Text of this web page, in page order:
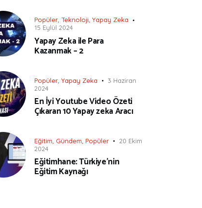
Popüler, Teknoloji, Yapay Zeka
15 Eylül 2024
Yapay Zeka ile Para
Kazanmak – 2
Popüler Yapay Zeka
3 Haziran
2024
En İyi Youtube Video Özeti
Çıkaran 10 Yapay zeka Aracı
Eğitim Gündem Popüler
20 Ekim
2024
Eğitimhane: Türkiye’nin
Eğitim Kaynağı